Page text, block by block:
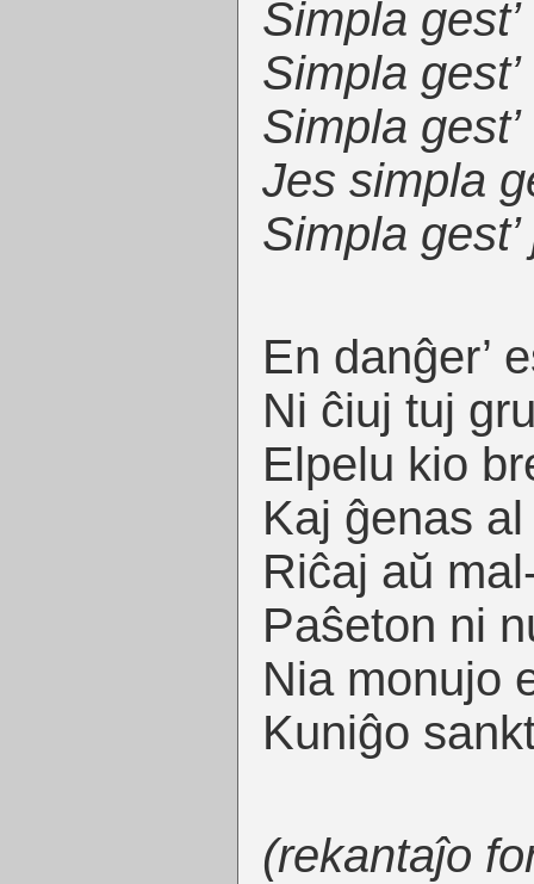
Simpla gest’
Simpla gest’
Simpla gest’
Jes simpla
Simpla
En danĝer’
Ni ĉiuj tuj
Elpelu kio
Kaj ĝenas
Riĉaj aŭ
Paŝeton ni
Nia monujo
Kuniĝo
(rekantaĵo